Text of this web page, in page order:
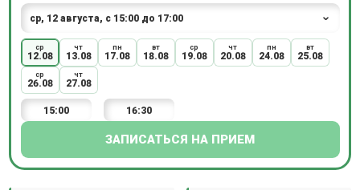
ср
12.08
чт
13.08
пн
17.08
вт
18.08
ср
19.08
чт
20.08
пн
24.08
вт
25.08
ср
26.08
чт
27.08
15:00 16:30
ЗАПИСАТЬСЯ НА ПРИЕМ